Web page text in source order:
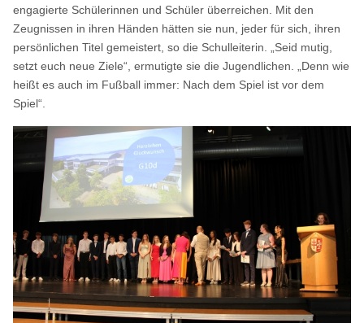
engagierte Schülerinnen und Schüler überreichen. Mit den
Zeugnissen in ihren Händen hätten sie nun, jeder für sich, ihren
persönlichen Titel gemeistert, so die Schulleiterin. „Seid mutig,
setzt euch neue Ziele“, ermutigte sie die Jugendlichen. „Denn wie
heißt es auch im Fußball immer: Nach dem Spiel ist vor dem
Spiel“.